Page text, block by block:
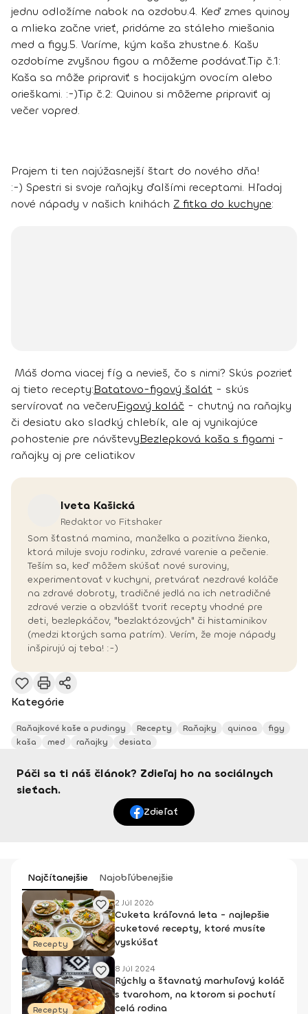
jednu odložíme nabok na ozdobu.4. Keď zmes quinoy
a mlieka začne vrieť, pridáme za stáleho miešania
med a figy.5. Varíme, kým kaša zhustne.6. Kašu
ozdobíme zvyšnou figou a môžeme podávať.Tip č.1:
Kaša sa môže pripraviť s hocijakým ovocím alebo
orieškami. :-)Tip č.2: Quinou si môžeme pripraviť aj
večer vopred.
Prajem ti ten najúžasnejší štart do nového dňa!
:-) Spestri si svoje raňajky ďalšími receptami. Hľadaj
nové nápady v našich knihách Z fitka do kuchyne:
Máš doma viacej fíg a nevieš, čo s nimi? Skús pozrieť
aj tieto recepty:Batatovo-figový šalát - skús
servírovať na večeruFigový koláč - chutný na raňajky
či desiatu ako sladký chlebík, ale aj vynikajúce
pohostenie pre návštevyBezlepková kaša s figami -
raňajky aj pre celiatikov
Iveta Kašická
Redaktor vo Fitshaker
Som šťastná mamina, manželka a pozitívna žienka,
ktorá miluje svoju rodinku, zdravé varenie a pečenie.
Teším sa, keď môžem skúšať nové suroviny,
experimentovať v kuchyni, pretvárať nezdravé koláče
na zdravé dobroty, tradičné jedlá na ich netradičné
zdravé verzie a obzvlášť tvoriť recepty vhodné pre
deti, bezlepkáčov, "bezlaktózových" či histaminikov
(medzi ktorých sama patrím). Verím, že moje nápady
inšpirujú aj teba! :-)
Kategórie
Raňajkové kaše a pudingy Recepty Raňajky quinoa
figy
kaša
med raňajky desiata
Páči sa ti náš článok? Zdieľaj ho na sociálnych
sieťach.
Zdieľať
Najčítanejšie Najobľúbenejšie
Recepty
2 Júl 2026
Cuketa kráľovná leta - najlepšie
cuketové recepty, ktoré musíte
vyskúšať
Recepty
8 Júl 2024
Rýchly a šťavnatý marhuľový koláč
s tvarohom, na ktorom si pochutí
celá rodina